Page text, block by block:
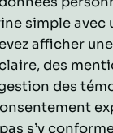
simple avec
afficher
des
des
s’y